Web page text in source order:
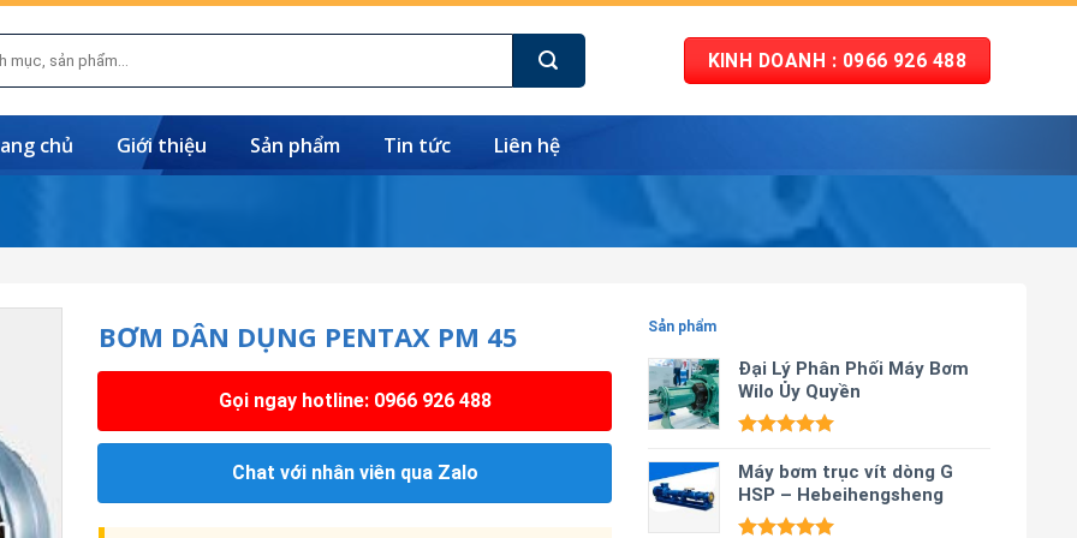
KINH DOANH : 0966 926 488
chủ Giới thiệu Sản phẩm Tin tức Liên hệ
Sản phẩm
Đại Lý Phân Phối Máy Bơm
Wilo Ủy Quyền
hạng5.00
5 sao
Máy bơm trục vít dòng G
HSP – Hebeihengsheng
BƠM DÂN DỤNG PENTAX PM 45
Gọi ngay hotline: 0966 926 488
Chat với nhân viên qua Zalo